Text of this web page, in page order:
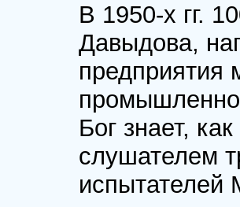
В 1950-х гг.
Давыдова,
предприятия
Бог знает,
слушателем
испытателей